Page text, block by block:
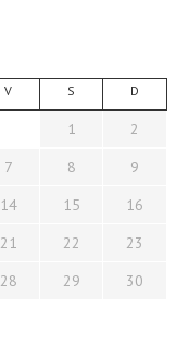
V S D
1
2
7 8
9
14 15
16
21 22
23
28 29
30